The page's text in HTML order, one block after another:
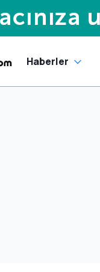
Haberler